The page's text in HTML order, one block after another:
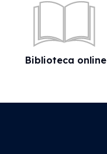
Biblioteca online